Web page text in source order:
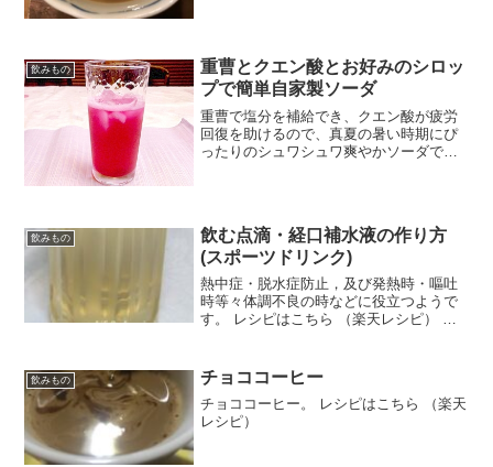
飲みもの
重曹とクエン酸とお好みのシロッ
プで簡単自家製ソーダ
重曹で塩分を補給でき、クエン酸が疲労
回復を助けるので、真夏の暑い時期にぴ
ったりのシュワシュワ爽やかソーダで
飲みもの
飲む点滴・経口補水液の作り方
(スポーツドリンク)
熱中症・脱水症防止，及び発熱時・嘔吐
時等々体調不良の時などに役立つようで
す。 レシピはこちら （楽天レシピ） 約
れば)みんなのレビュー
飲みもの チョココーヒー
チョココーヒー。 レシピはこちら （楽天
レシピ）